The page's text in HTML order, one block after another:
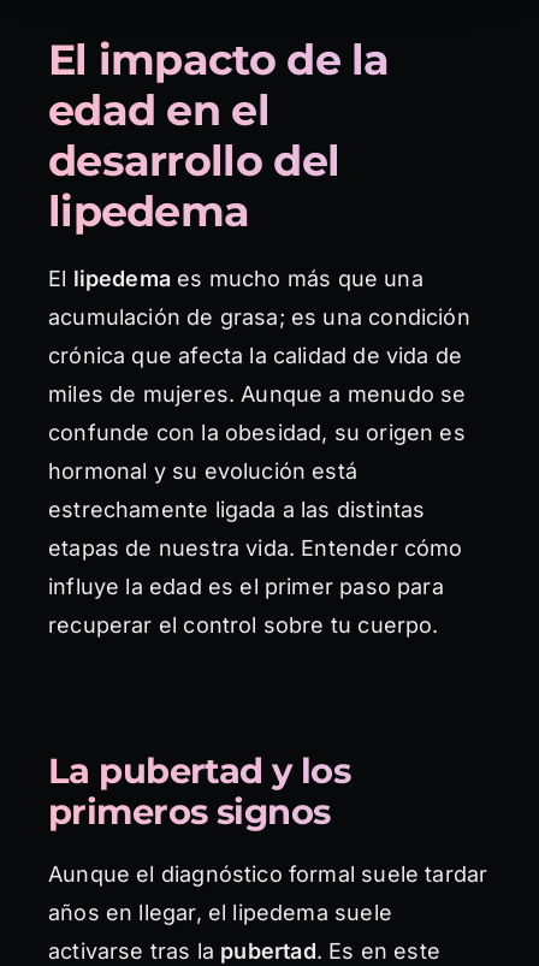
El impacto de la
edad en el
desarrollo del
lipedema
El lipedema es mucho más que una
acumulación de grasa; es una condición
crónica que afecta la calidad de vida de
miles de mujeres. Aunque a menudo se
confunde con la obesidad, su origen es
hormonal y su evolución está
estrechamente ligada a las distintas
etapas de nuestra vida. Entender cómo
influye la edad es el primer paso para
recuperar el control sobre tu cuerpo.
La pubertad y los
primeros signos
Aunque el diagnóstico formal suele tardar
años en llegar, el lipedema suele
activarse tras la pubertad. Es en este